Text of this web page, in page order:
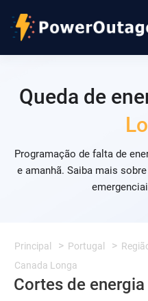
Queda de
Programação de falta de
e amanhã. Saiba mais
Principal Portugal
Canada Longa
Cortes de